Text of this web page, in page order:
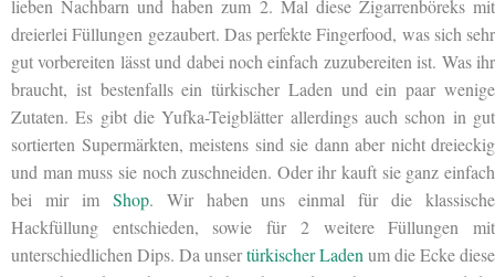
lieben Nachbarn und haben zum 2. Mal diese Zigarrenböreks mit
dreierlei Füllungen gezaubert. Das perfekte Fingerfood, was sich sehr
gut vorbereiten lässt und dabei noch einfach zuzubereiten ist. Was ihr
braucht, ist bestenfalls ein türkischer Laden und ein paar wenige
Zutaten. Es gibt die Yufka-Teigblätter allerdings auch schon in gut
sortierten Supermärkten, meistens sind sie dann aber nicht dreieckig
und man muss sie noch zuschneiden. Oder ihr kauft sie ganz einfach
bei mir im Shop. Wir haben uns einmal für die klassische
Hackfüllung entschieden, sowie für 2 weitere Füllungen mit
unterschiedlichen Dips. Da unsertürkischer Laden um die Ecke diese